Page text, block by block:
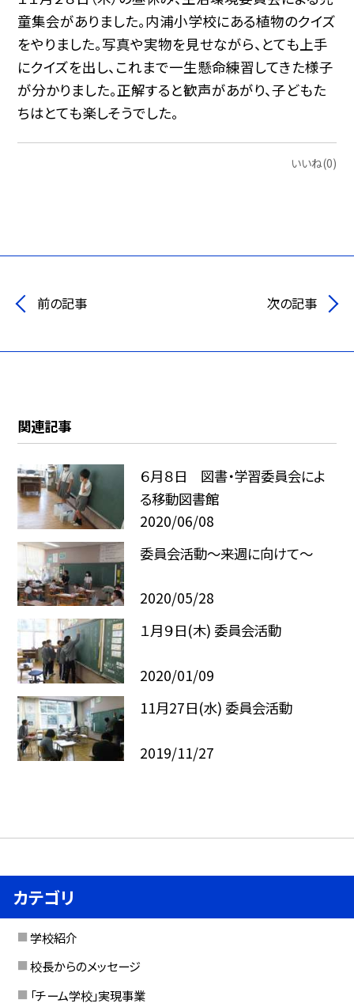
童集会がありました。内浦小学校にある植物のクイズ
をやりました。写真や実物を見せながら、とても上手
にクイズを出し、これまで一生懸命練習してきた様子
が分かりました。正解すると歓声があがり、子どもた
ちはとても楽しそうでした。
いいね(0)
前の記事 次の記事
関連記事
６月８日 図書・学習委員会によ
る移動図書館
2020/06/08
委員会活動〜来週に向けて〜
2020/05/28
１月９日(木) 委員会活動
2020/01/09
11月27日(水) 委員会活動
2019/11/27
カテゴリ
学校紹介
校長からのメッセージ
「チーム学校」実現事業